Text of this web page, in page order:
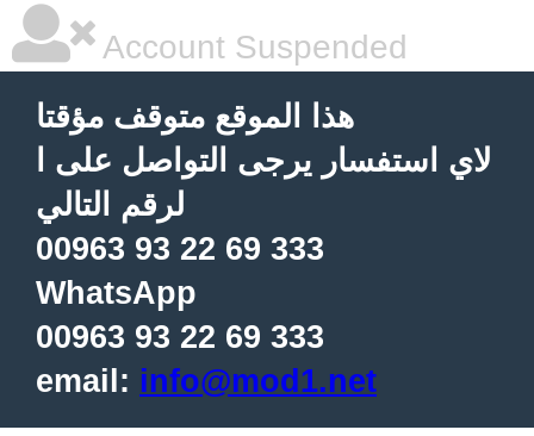
Account Suspended
هذا الموقع متوقف مؤقتا
لاي استفسار يرجى التواصل على ا
لرقم التالي
00963 93 22 69 333
WhatsApp
00963 93 22 69 333
email: info@mod1.net